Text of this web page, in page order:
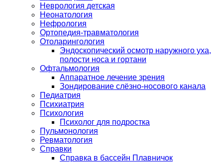
Неврология детская
Неонатология
Нефрология
Ортопедия-травматология
Отоларингология
Эндоскопический осмотр наружного уха,
полости носа и гортани
Офтальмология
Аппаратное лечение зрения
Зондирование слёзно-носового канала
Педиатрия
Психиатрия
Психология
Психолог для подростка
Пульмонология
Ревматология
Справки
Справка в бассейн Плавничок